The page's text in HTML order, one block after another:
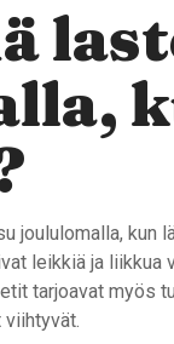
joululomalla, kun
leikkiä ja liikkua
tarjoavat myös
viihtyvät.